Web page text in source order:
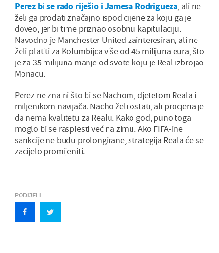
Perez bi se rado riješio i Jamesa Rodrigueza, ali ne
želi ga prodati značajno ispod cijene za koju ga je
doveo, jer bi time priznao osobnu kapitulaciju.
Navodno je Manchester United zainteresiran, ali ne
želi platiti za Kolumbijca više od 45 milijuna eura, što
je za 35 milijuna manje od svote koju je Real izbrojao
Monacu.
Perez ne zna ni što bi se Nachom, djetetom Reala i
miljenikom navijača. Nacho želi ostati, ali procjena je
da nema kvalitetu za Realu. Kako god, puno toga
moglo bi se rasplesti već na zimu. Ako FIFA-ine
sankcije ne budu prolongirane, strategija Reala će se
zacijelo promijeniti.
PODIJELI